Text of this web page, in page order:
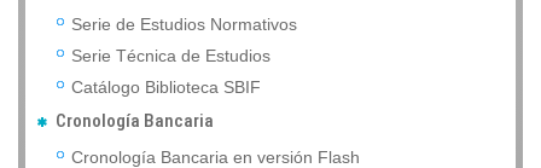
Serie de Estudios Normativos
Serie Técnica de Estudios
Catálogo Biblioteca SBIF
Cronología Bancaria
Cronología Bancaria en versión Flash